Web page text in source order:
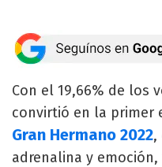
Con el 19,66% de los
convirtió en la primer
Gran Hermano 2022,
adrenalina y